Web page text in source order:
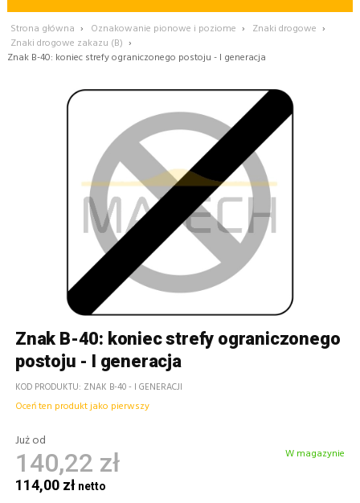
Strona główna › Oznakowanie pionowe i poziome › Znaki drogowe ›
Znaki drogowe zakazu (B) ›
Znak B-40: koniec strefy ograniczonego postoju - I generacja
Znak B-40: koniec strefy ograniczonego
postoju - I generacja
KOD PRODUKTU ZNAK B-40 - I GENERACJI
Oceń ten produkt jako pierwszy
Już od
140,22 zł
114,00 zł
W magazynie